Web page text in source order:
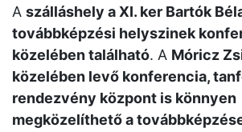
A szálláshely a XI. ker Bartók
továbbképzési helyszinek
közelében található. A Móricz
közelében levő konferencia,
rendezvény központ is könnyen
megközelíthető a